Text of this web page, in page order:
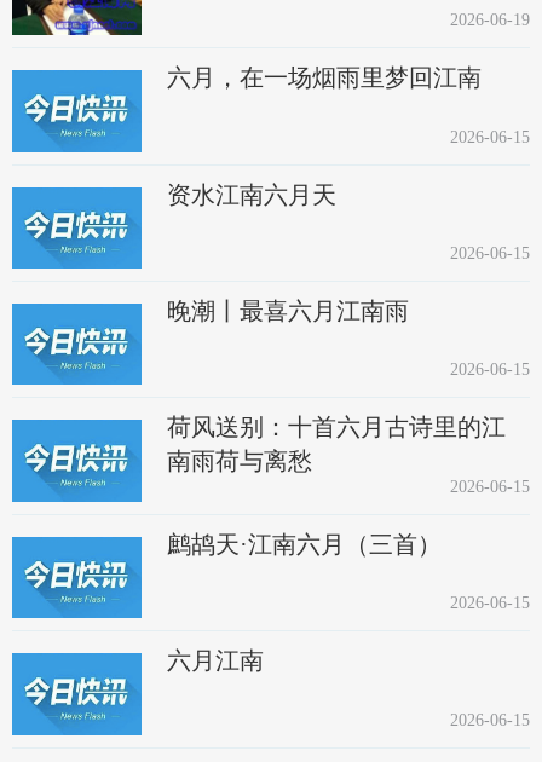
2026-06-19
六月，在一场烟雨里梦回江南
2026-06-15
资水江南六月天
2026-06-15
晚潮丨最喜六月江南雨
2026-06-15
荷风送别：十首六月古诗里的江
南雨荷与离愁
2026-06-15
鹧鸪天·江南六月（三首）
2026-06-15
六月江南
2026-06-15